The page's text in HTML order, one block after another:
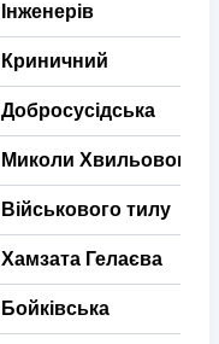
Інженерів
Криничний
Добросусідська
Миколи Хвильового
Військового тилу
Хамзата Гелаєва
Бойківська